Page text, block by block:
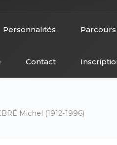
Personnalités
Contact
Michel (1912-1996)